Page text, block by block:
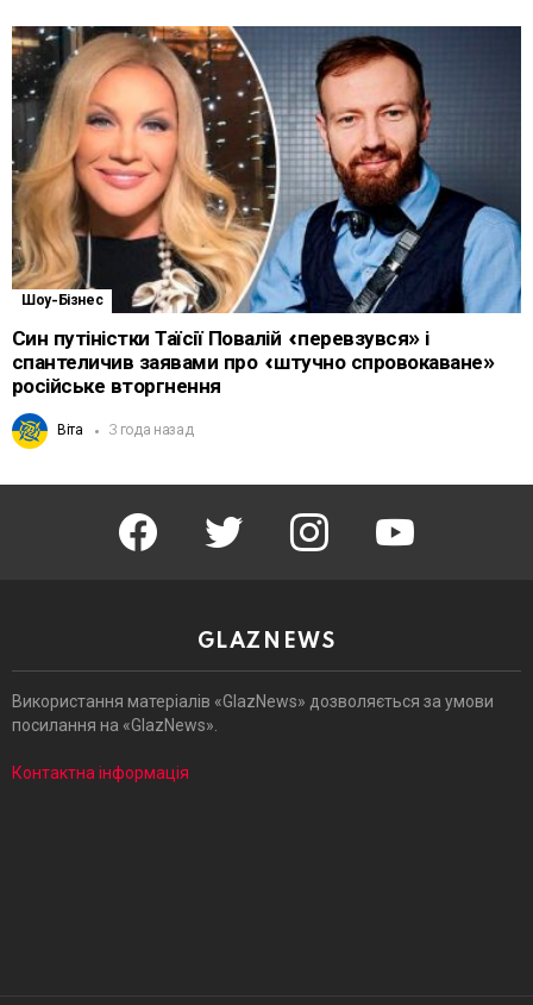
Шоу-Бізнес
Син путіністки Таїсії Повалій «перевзувся» і
спантеличив заявами про «штучно спровокаване»
російське вторгнення
Віта 3 года назад
facebook twitter instagram youtube
GLAZNEWS
Використання матеріалів «GlazNews» дозволяється за умови
посилання на «GlazNews».
Контактна інформація